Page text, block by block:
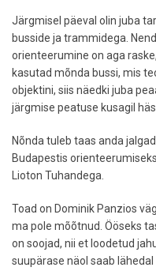
Järgmisel päeval olin juba
busside ja trammidega.
orienteerumine on aga
kasutad mõnda bussi, mis
objektini, siis näedki juba
järgmise peatuse kusagil
Nõnda tuleb taas anda
Budapestis
Lioton Tuhandega.
Toad on Dominik Panzios
ma pole mõõtnud. Ööseks
on soojad, nii et loodetud
suupärase näol saab